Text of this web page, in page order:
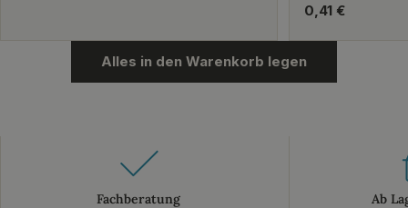
Regulärer
0,41 €
Alles in den Warenkorb legen
Fachberatung Ab